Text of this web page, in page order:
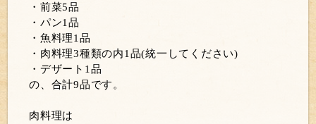
・前菜5品
・パン1品
・魚料理1品
・肉料理3種類の内1品(統一してください)
・デザート1品
の、合計9品です。
肉料理は